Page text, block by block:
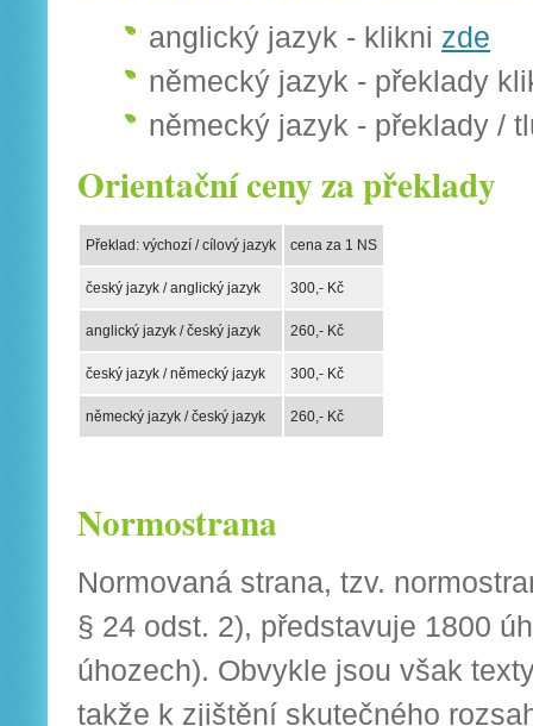
anglický jazyk - klikni zde
německý jazyk - překlady
německý jazyk - překlady /
Orientační ceny za překlady
Překlad: výchozí / cílový jazyk cena za 1 NS
český jazyk / anglický jazyk 300,- Kč
anglický jazyk / český jazyk 260,- Kč
český jazyk / německý jazyk 300,- Kč
německý jazyk / český jazyk 260,- Kč
Normostrana
Normovaná strana, tzv.
§ 24 odst. 2), představuje 1800
úhozech). Obvykle jsou však
takže k zjištění skutečného